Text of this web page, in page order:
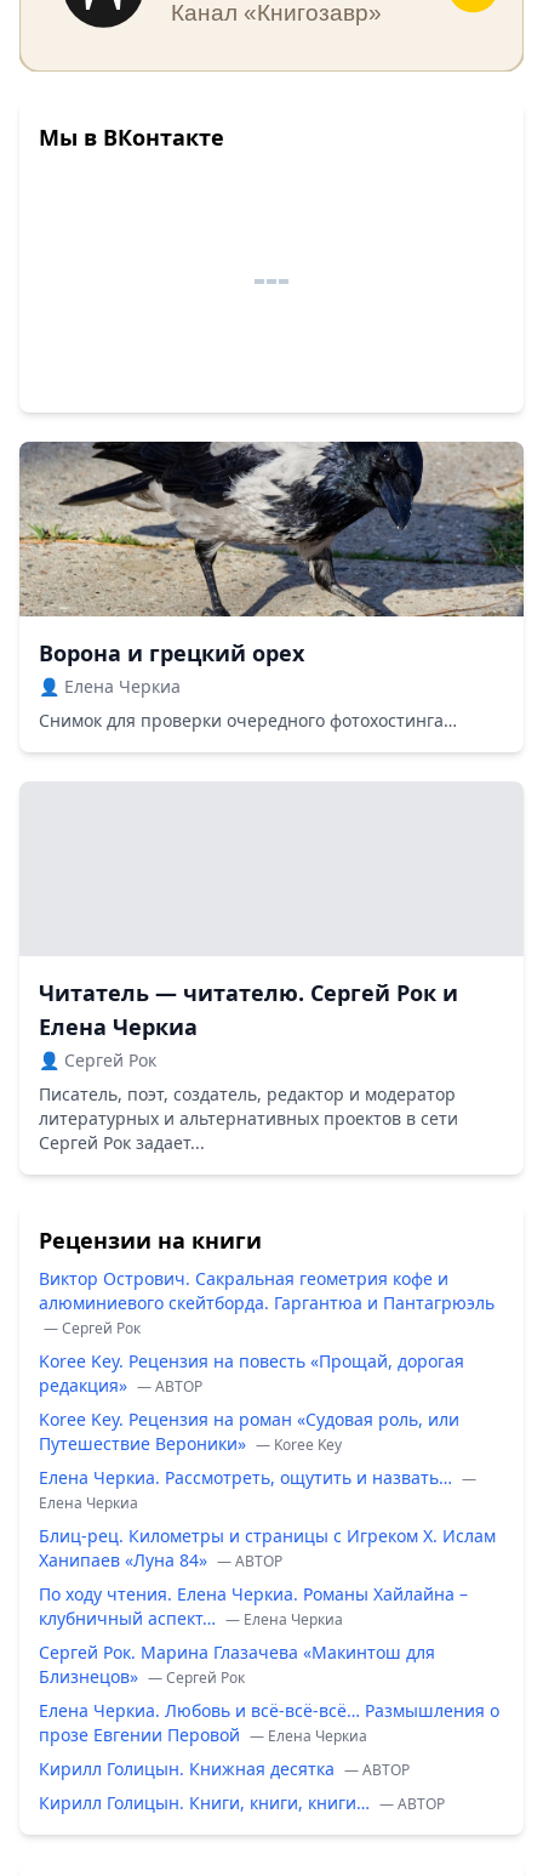
Ворона и грецкий орех
👤 Елена Черкиа
Снимок для проверки очередного фотохостинга…
Читатель — читателю. Сергей Рок и
Елена Черкиа
👤 Сергей Рок
Писатель, поэт, создатель, редактор и модератор
литературных и альтернативных проектов в сети
Сергей Рок задает...
Рецензии на книги
Виктор Острович. Сакральная геометрия кофе и
алюминиевого скейтборда. Гаргантюа и Пантагрюэль
— Сергей Рок
Koree Key. Рецензия на повесть «Прощай, дорогая
редакция» — ABTOP
Koree Key. Рецензия на роман «Судовая роль, или
Путешествие Вероники» — Koree Key
Елена Черкиа. Рассмотреть, ощутить и назвать… —
Елена Черкиа
Блиц-рец. Километры и страницы с Игреком Х. Ислам
Ханипаев «Луна 84» — ABTOP
По ходу чтения. Елена Черкиа. Романы Хайлайна –
клубничный аспект… — Елена Черкиа
Сергей Рок. Марина Глазачева «Макинтош для
Близнецов» — Сергей Рок
Елена Черкиа. Любовь и всё-всё-всё… Размышления о
прозе Евгении Перовой — Елена Черкиа
Кирилл Голицын. Книжная десятка — ABTOP
Кирилл Голицын. Книги, книги, книги… — ABTOP
Канал «Книгозавр»
Мы в ВКонтакте